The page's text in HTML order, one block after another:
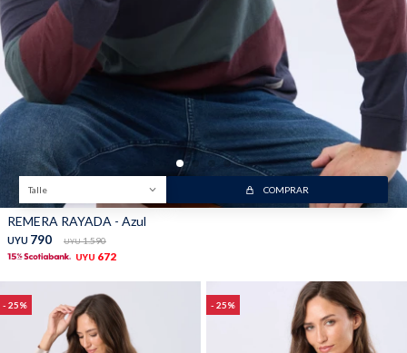
Talle COMPRAR
REMERA RAYADA - Azul
UYU 790 UYU 1.590
UYU 672
25 25
Contacto